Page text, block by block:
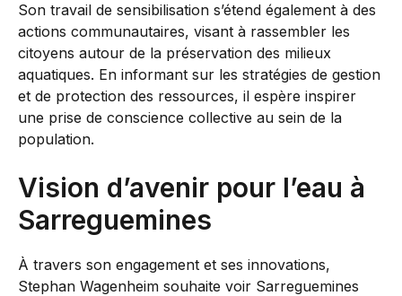
Son travail de sensibilisation s’étend également à des
actions communautaires, visant à rassembler les
citoyens autour de la préservation des milieux
aquatiques. En informant sur les stratégies de gestion
et de protection des ressources, il espère inspirer
une prise de conscience collective au sein de la
population.
Vision d’avenir pour l’eau à
Sarreguemines
À travers son engagement et ses innovations,
Stephan Wagenheim souhaite voir Sarreguemines